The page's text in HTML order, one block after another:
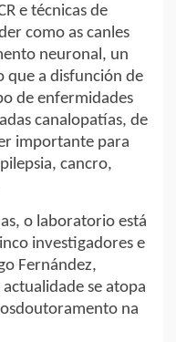
e técnicas de
como as canles
neuronal, un
que a disfunción de
de enfermidades
canalopatías, de
importante para
cancro,
o laboratorio está
investigadores e
Fernández,
se atopa
na